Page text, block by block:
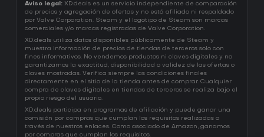
Aviso legal: XD.deals es un servicio independiente de comparación
de precios y agregación de ofertas y no está afiliado ni respaldado
por Valve Corporation. Steam y el logotipo de Steam son marcas
comerciales y/o marcas registradas de Valve Corporation.
XD.deals utiliza datos disponibles públicamente de Steam y
muestra información de precios de tiendas de terceros solo con
fines informativos. No vendemos productos ni claves digitales y no
garantizamos la exactitud, disponibilidad o validez de las ofertas o
claves mostradas. Verifica siempre las condiciones finales
directamente en el sitio de la tienda antes de comprar. Cualquier
compra de claves digitales en tiendas de terceros se realiza bajo el
propio riesgo del usuario.
XD.deals participa en programas de afiliación y puede ganar una
comisión por compras que cumplan los requisitos realizadas a
través de nuestros enlaces. Como asociado de Amazon, ganamos
por compras que cumplan los requisitos.